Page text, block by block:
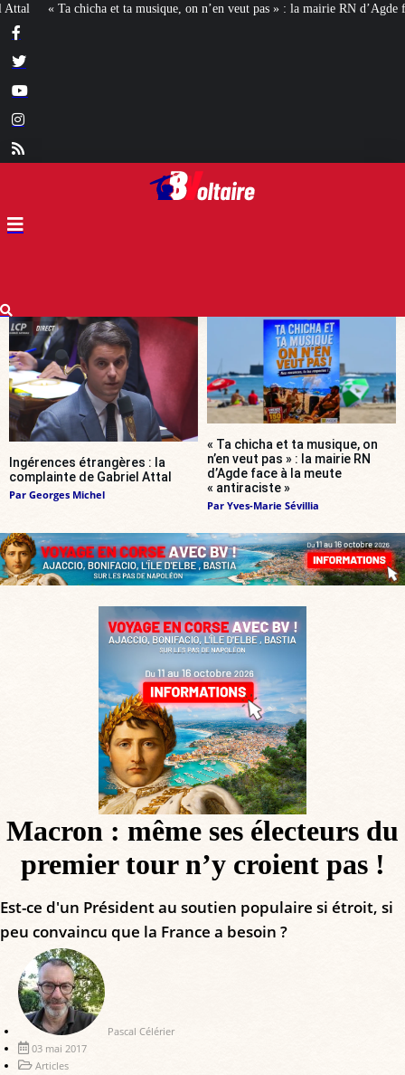
on n’en veut pas » : la mairie RN d’Agde face à la meute « antiraciste »
Ingérences étrangères : la
complainte de Gabriel Attal
Par Georges Michel
« Ta chicha et ta musique, on
n’en veut pas » : la mairie RN
d’Agde face à la meute
« antiraciste »
Par Yves-Marie Sévillia
Macron : même ses électeurs du
premier tour n’y croient pas !
Est-ce d'un Président au soutien populaire si étroit, si
peu convaincu que la France a besoin ?
Pascal Célérier
03 mai 2017
Articles